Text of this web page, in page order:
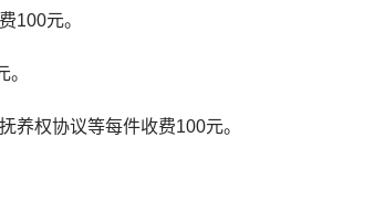
100元。
权协议等每件收费100元。